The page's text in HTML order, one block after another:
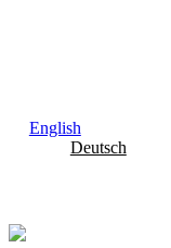
English
Deutsch